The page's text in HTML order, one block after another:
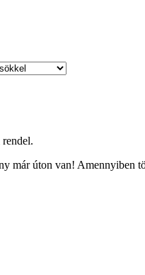
rendel.
már úton van! Amennyiben